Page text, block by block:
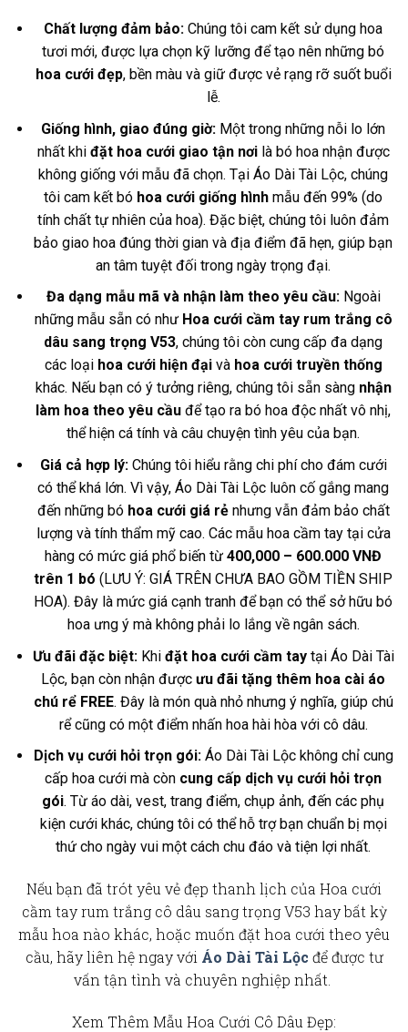
Chất lượng đảm bảo: Chúng tôi cam kết sử dụng hoa
tươi mới, được lựa chọn kỹ lưỡng để tạo nên những bó
hoa cưới đẹp, bền màu và giữ được vẻ rạng rỡ suốt buổi
lễ.
Giống hình, giao đúng giờ: Một trong những nỗi lo lớn
nhất khi đặt hoa cưới giao tận nơilà bó hoa nhận được
không giống với mẫu đã chọn. Tại Áo Dài Tài Lộc, chúng
tôi cam kết bó hoa cưới giống hình mẫu đến 99% (do
tính chất tự nhiên của hoa). Đặc biệt, chúng tôi luôn đảm
bảo giao hoa đúng thời gian và địa điểm đã hẹn, giúp bạn
an tâm tuyệt đối trong ngày trọng đại.
Đa dạng mẫu mã và nhận làm theo yêu cầu:Ngoài
những mẫu sẵn có như Hoa cưới cầm tay rum trắng cô
dâu sang trọng V53, chúng tôi còn cung cấp đa dạng
các loại hoa cưới hiện đạivà hoa cưới truyền thống
khác. Nếu bạn có ý tưởng riêng, chúng tôi sẵn sàng nhận
làm hoa theo yêu cầu để tạo ra bó hoa độc nhất vô nhị,
thể hiện cá tính và câu chuyện tình yêu của bạn.
Giá cả hợp lý:Chúng tôi hiểu rằng chi phí cho đám cưới
có thể khá lớn. Vì vậy, Áo Dài Tài Lộc luôn cố gắng mang
đến những bó hoa cưới giá rẻnhưng vẫn đảm bảo chất
lượng và tính thẩm mỹ cao. Các mẫu hoa cầm tay tại cửa
hàng có mức giá phổ biến từ400,000 – 600.000 VNĐ
trên 1 bó (LƯU Ý: GIÁ TRÊN CHƯA BAO GỒM TIỀN SHIP
HOA). Đây là mức giá cạnh tranh để bạn có thể sở hữu bó
hoa ưng ý mà không phải lo lắng về ngân sách.
Ưu đãi đặc biệt:Khi đặt hoa cưới cầm taytại Áo Dài Tài
Lộc, bạn còn nhận đượcưu đãi tặng thêm hoa cài áo
chú rể FREE. Đây là món quà nhỏ nhưng ý nghĩa, giúp chú
rể cũng có một điểm nhấn hoa hài hòa với cô dâu.
Dịch vụ cưới hỏi trọn gói:Áo Dài Tài Lộc không chỉ cung
cấp hoa cưới mà còn cung cấp dịch vụ cưới hỏi trọn
gói. Từ áo dài, vest, trang điểm, chụp ảnh, đến các phụ
kiện cưới khác, chúng tôi có thể hỗ trợ bạn chuẩn bị mọi
thứ cho ngày vui một cách chu đáo và tiện lợi nhất.
Nếu bạn đã trót yêu vẻ đẹp thanh lịch của Hoa cưới
cầm tay rum trắng cô dâu sang trọng V53 hay bất kỳ
mẫu hoa nào khác, hoặc muốn đặt hoa cưới theo yêu
cầu, hãy liên hệ ngay với Áo Dài Tài Lộc để được tư
vấn tận tình và chuyên nghiệp nhất.
Xem Thêm Mẫu Hoa Cưới Cô Dâu Đẹp: